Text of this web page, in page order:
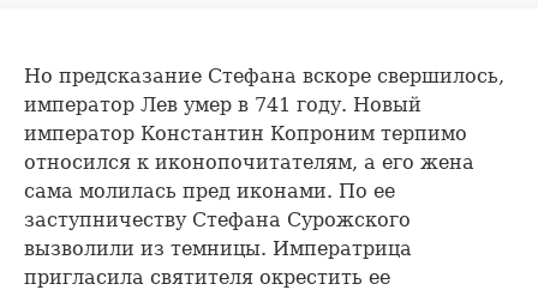
Но предсказание Стефана вскоре свершилось,
император Лев умер в 741 году. Новый
император Константин Копроним терпимо
относился к иконопочитателям, а его жена
сама молилась пред иконами. По ее
заступничеству Стефана Сурожского
вызволили из темницы. Императрица
пригласила святителя окрестить ее